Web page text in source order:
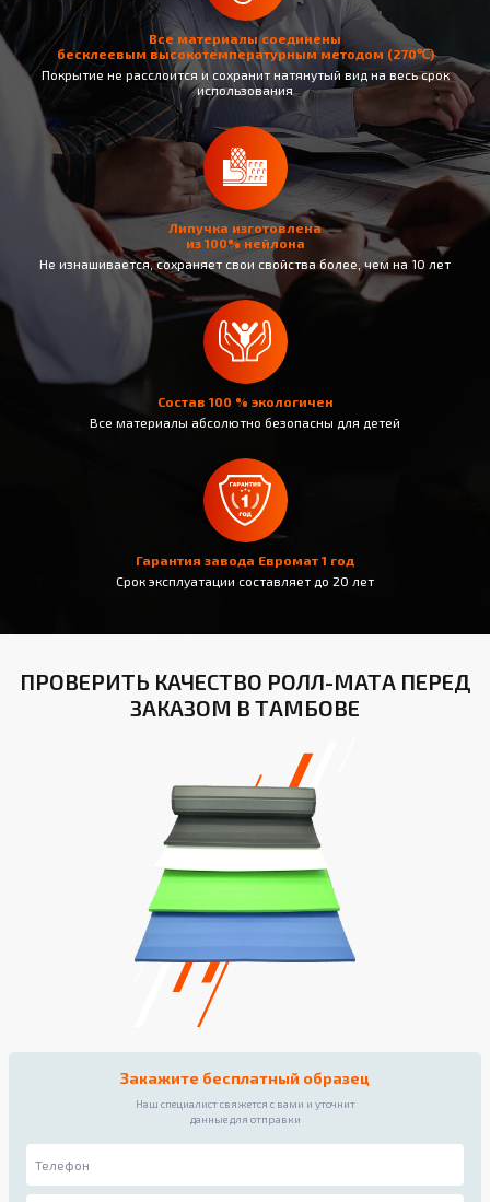
Все материалы соединены
бесклеевым высокотемпературным методом (270℃)
Покрытие не раcслоится и сохранит натянутый вид на весь срок
использования
Липучка изготовлена
из 100% нейлона
Не изнашивается, сохраняет свои свойства более, чем на 10 лет
Состав 100 % экологичен
Все материалы абсолютно безопасны для детей
Гарантия завода Евромат 1 год
Срок эксплуатации составляет до 20 лет
ПРОВЕРИТЬ КАЧЕСТВО РОЛЛ-МАТА ПЕРЕД
ЗАКАЗОМ В ТАМБОВЕ
Закажите бесплатный образец
Наш специалист свяжется с вами и уточнит
данные для отправки